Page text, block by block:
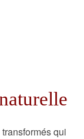
qui